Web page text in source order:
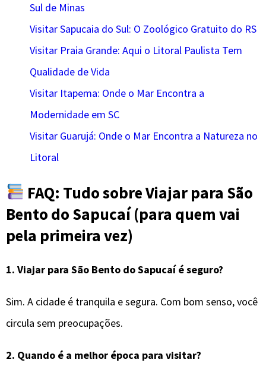
Sul de Minas
Visitar Sapucaia do Sul: O Zoológico Gratuito do RS
Visitar Praia Grande: Aqui o Litoral Paulista Tem
Qualidade de Vida
Visitar Itapema: Onde o Mar Encontra a
Modernidade em SC
Visitar Guarujá: Onde o Mar Encontra a Natureza no
Litoral
FAQ: Tudo sobre Viajar para São
Bento do Sapucaí (para quem vai
pela primeira vez)
1. Viajar para São Bento do Sapucaí é seguro?
Sim. A cidade é tranquila e segura. Com bom senso, você
circula sem preocupações.
2. Quando é a melhor época para visitar?